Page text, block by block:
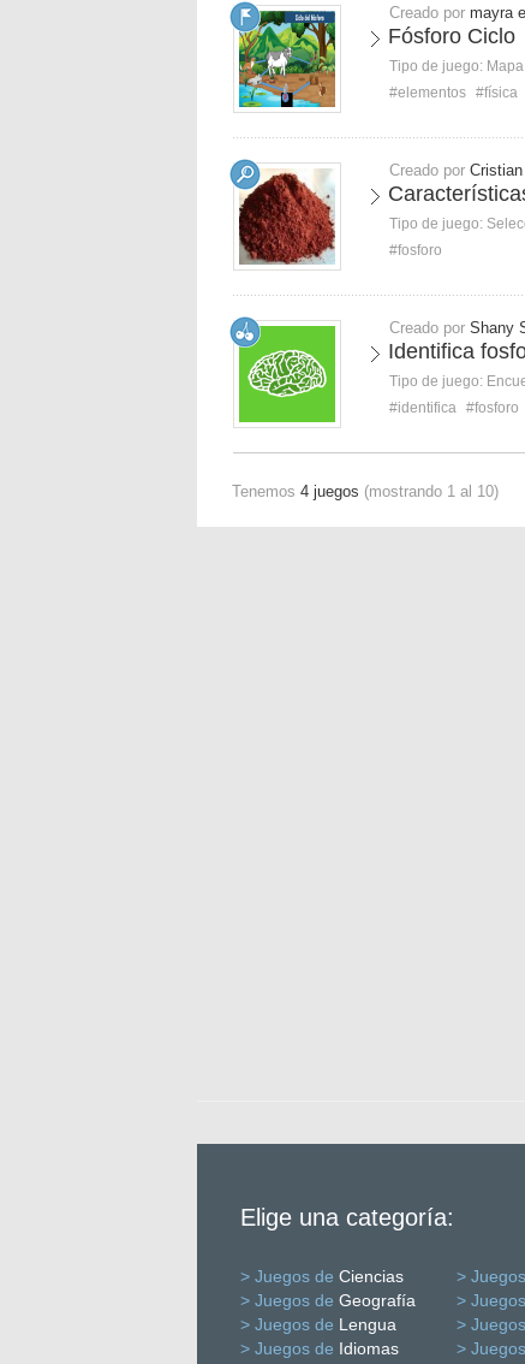
Creado por mayra
Fósforo Ciclo
Tipo de juego:
#elementos #física
Creado por Cristian
Tipo de juego:
#fosforo
Creado por Shany
Identifica
Tipo de juego:
#identifica #fosforo
Tenemos 4 juegos (mostrando 1 al 10)
Elige una categoría:
> Juegos de Ciencias >
> Juegos de Geografía >
> Juegos de Lengua >
> Juegos de Idiomas >